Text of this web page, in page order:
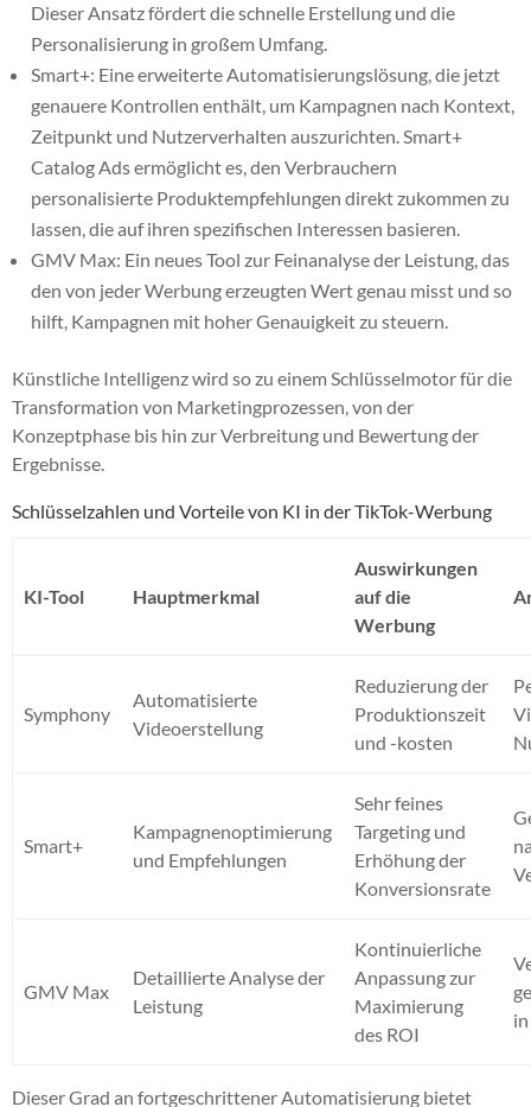
Dieser Ansatz fördert die schnelle Erstellung und die
Personalisierung in großem Umfang.
Smart+: Eine erweiterte Automatisierungslösung, die jetzt
genauere Kontrollen enthält, um Kampagnen nach Kontext,
Zeitpunkt und Nutzerverhalten auszurichten. Smart+
Catalog Ads ermöglicht es, den Verbrauchern
personalisierte Produktempfehlungen direkt zukommen zu
lassen, die auf ihren spezifischen Interessen basieren.
GMV Max: Ein neues Tool zur Feinanalyse der Leistung, das
den von jeder Werbung erzeugten Wert genau misst und so
hilft, Kampagnen mit hoher Genauigkeit zu steuern.
Künstliche Intelligenz wird so zu einem Schlüsselmotor für die
Transformation von Marketingprozessen, von der
Konzeptphase bis hin zur Verbreitung und Bewertung der
Ergebnisse.
Schlüsselzahlen und Vorteile von KI in der TikTok-Werbung
KI-Tool Hauptmerkmal
Auswirkungen
auf die
Werbung
Symphony
Automatisierte
Videoerstellung
Reduzierung der
Produktionszeit
und -kosten
Smart+
Kampagnenoptimierung
und Empfehlungen
Sehr feines
Targeting und
Erhöhung der
Konversionsrate
GMV Max
Detaillierte Analyse der
Leistung
Kontinuierliche
Anpassung zur
Maximierung
des ROI
Dieser Grad an fortgeschrittener Automatisierung bietet